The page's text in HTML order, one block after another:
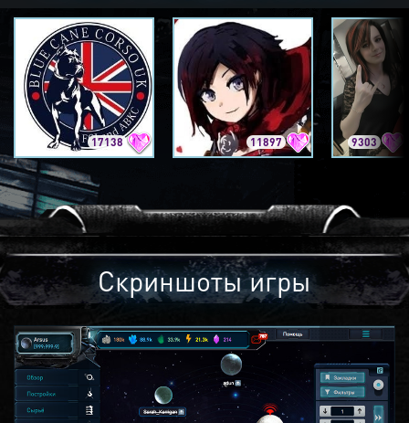
17138 11897 9303
Скриншоты игры